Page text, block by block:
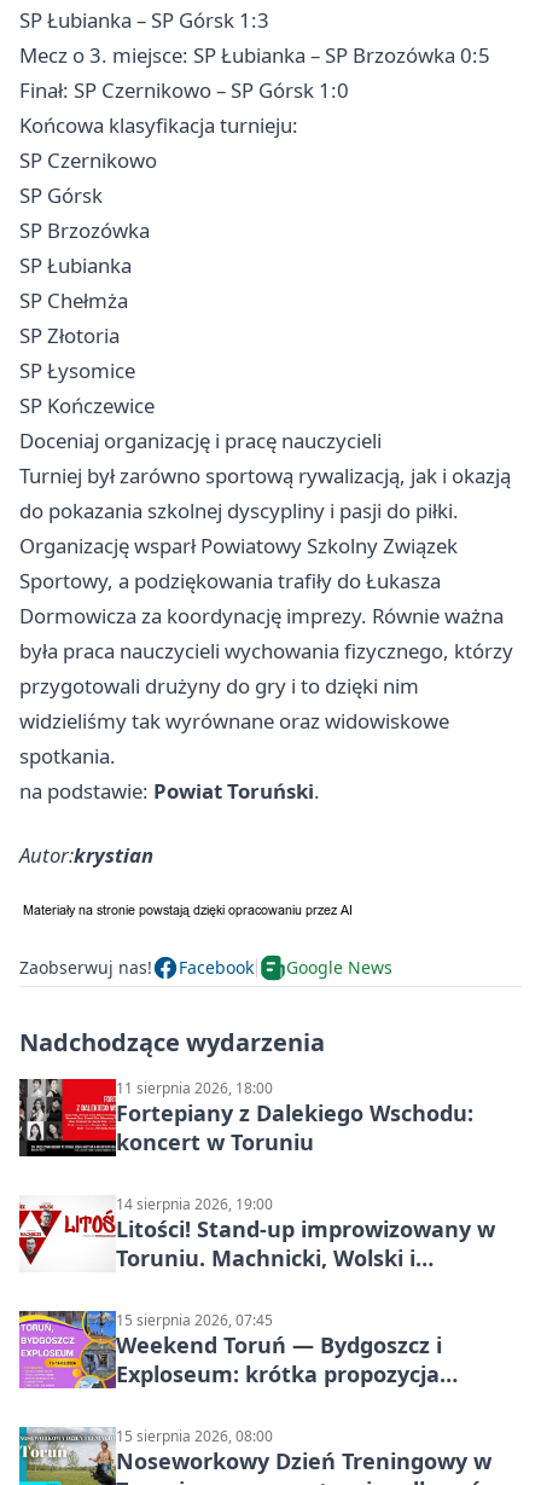
SP Łubianka – SP Górsk 1:3
Mecz o 3. miejsce: SP Łubianka – SP Brzozówka 0:5
Finał: SP Czernikowo – SP Górsk 1:0
Końcowa klasyfikacja turnieju:
SP Czernikowo
SP Górsk
SP Brzozówka
SP Łubianka
SP Chełmża
SP Złotoria
SP Łysomice
SP Kończewice
Doceniaj organizację i pracę nauczycieli
Turniej był zarówno sportową rywalizacją, jak i okazją
do pokazania szkolnej dyscypliny i pasji do piłki.
Organizację wsparł Powiatowy Szkolny Związek
Sportowy, a podziękowania trafiły do Łukasza
Dormowicza za koordynację imprezy. Równie ważna
była praca nauczycieli wychowania fizycznego, którzy
przygotowali drużyny do gry i to dzięki nim
widzieliśmy tak wyrównane oraz widowiskowe
spotkania.
na podstawie: Powiat Toruński.
Autor:krystian
Zaobserwuj nas! Facebook Google News
Nadchodzące wydarzenia
11 sierpnia 2026, 18:00
Fortepiany z Dalekiego Wschodu:
koncert w Toruniu
14 sierpnia 2026, 19:00
Litości! Stand-up improwizowany w
Toruniu. Machnicki, Wolski i
15 sierpnia 2026, 07:45
Weekend Toruń — Bydgoszcz i
Exploseum: krótka propozycja
15 sierpnia 2026, 08:00
Noseworkowy Dzień Treningowy w